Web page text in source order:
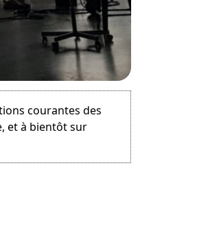
courantes des
et à bientôt sur